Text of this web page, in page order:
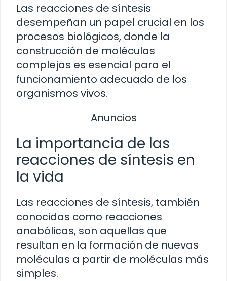
Las reacciones de síntesis
desempeñan un papel crucial en los
procesos biológicos, donde la
construcción de moléculas
complejas es esencial para el
funcionamiento adecuado de los
organismos vivos.
Anuncios
La importancia de las
reacciones de síntesis en
la vida
Las reacciones de síntesis, también
conocidas como reacciones
anabólicas, son aquellas que
resultan en la formación de nuevas
moléculas a partir de moléculas más
simples.